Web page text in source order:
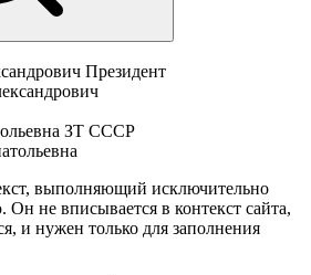
Президент
ЗТ СССР
выполняющий исключительно
не вписывается в контекст сайта,
и нужен только для заполнения